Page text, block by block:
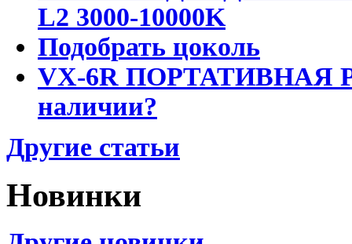
L2 3000-10000K
Подобрать цоколь
VX-6R ПОРТАТИВНАЯ
наличии?
Другие статьи
Новинки